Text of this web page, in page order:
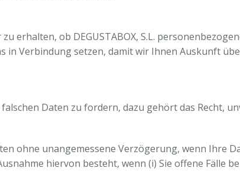
erhalten, ob DEGUSTABOX, S.L.
in Verbindung setzen, damit wir Ihnen Auskunft
Daten zu fordern, dazu gehört das Recht,
ohne unangemessene Verzögerung, wenn Ihre
hiervon besteht, wenn (i) Sie offene Fälle